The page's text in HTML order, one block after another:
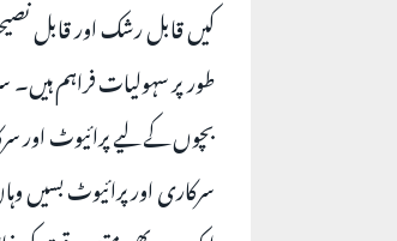
کیں قابل رشک اور قابل
طور پر سہولیات فراہم ہیں۔
بچوں کے لیے پرائیوٹ اور
سرکاری اور پرائیوٹ بسیں